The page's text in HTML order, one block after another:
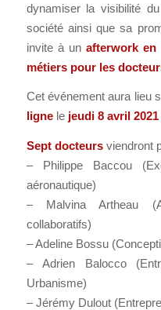
dynamiser la visibilité
société ainsi que sa
invite à unafterwork en
métiers pour les
Cet événement aura lieu
lignele jeudi 8 avril
Sept docteursviendront
– Philippe Baccou
aéronautique)
– Malvina Artheau
collaboratifs)
– Adeline Bossu
– Adrien Balocco
Urbanisme)
– Jérémy Dulout